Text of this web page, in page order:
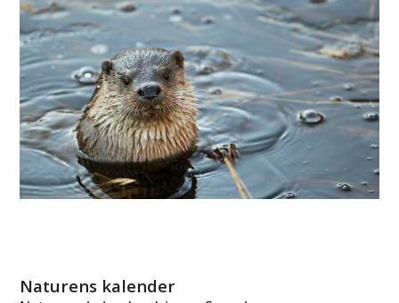
Naturens kalender